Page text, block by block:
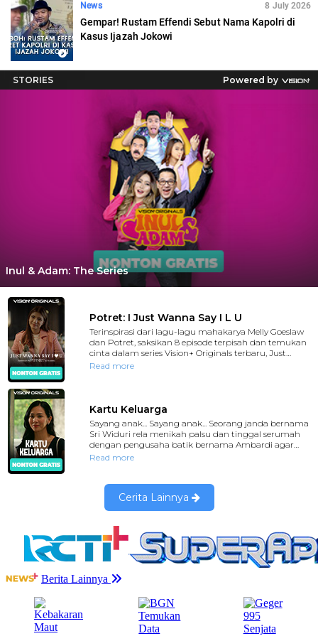
News 8 July 2026
Gempar! Rustam Effendi Sebut Nama Kapolri di
Kasus Ijazah Jokowi